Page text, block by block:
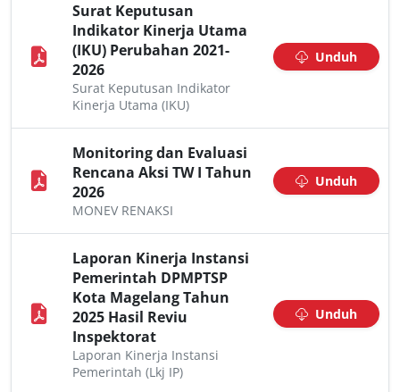
Surat Keputusan
Indikator Kinerja Utama
(IKU) Perubahan 2021-
2026
Surat Keputusan Indikator
Kinerja Utama (IKU)
Unduh
Monitoring dan Evaluasi
Rencana Aksi TW I Tahun
2026
MONEV RENAKSI
Unduh
Laporan Kinerja Instansi
Pemerintah DPMPTSP
Kota Magelang Tahun
2025 Hasil Reviu
Inspektorat
Laporan Kinerja Instansi
Pemerintah (Lkj IP)
Unduh